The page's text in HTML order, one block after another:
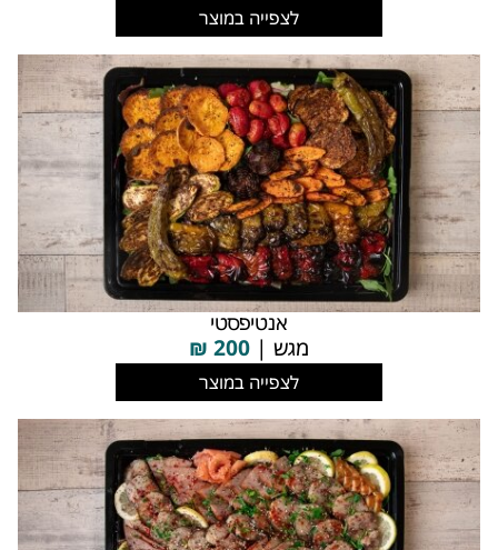
לצפייה במוצר
אנטיפסטי
מגש | 200
₪
לצפייה במוצר